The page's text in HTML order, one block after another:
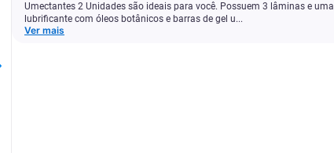
Umectantes 2 Unidades são ideais para você. Possuem 3 lâminas e
lubrificante com óleos botânicos e barras de gel u...
Ver mais